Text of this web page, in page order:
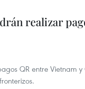
realizar
QR entre Vietnam